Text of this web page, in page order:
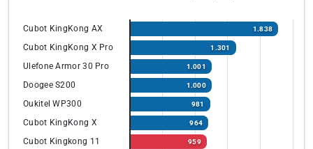
Cubot KingKong AX 1.838
Cubot KingKong X Pro 1.301
Ulefone Armor 30 Pro 1.001
Doogee S200 1.000
Oukitel WP300 981
Cubot KingKong X 964
Cubot Kingkong 11 959